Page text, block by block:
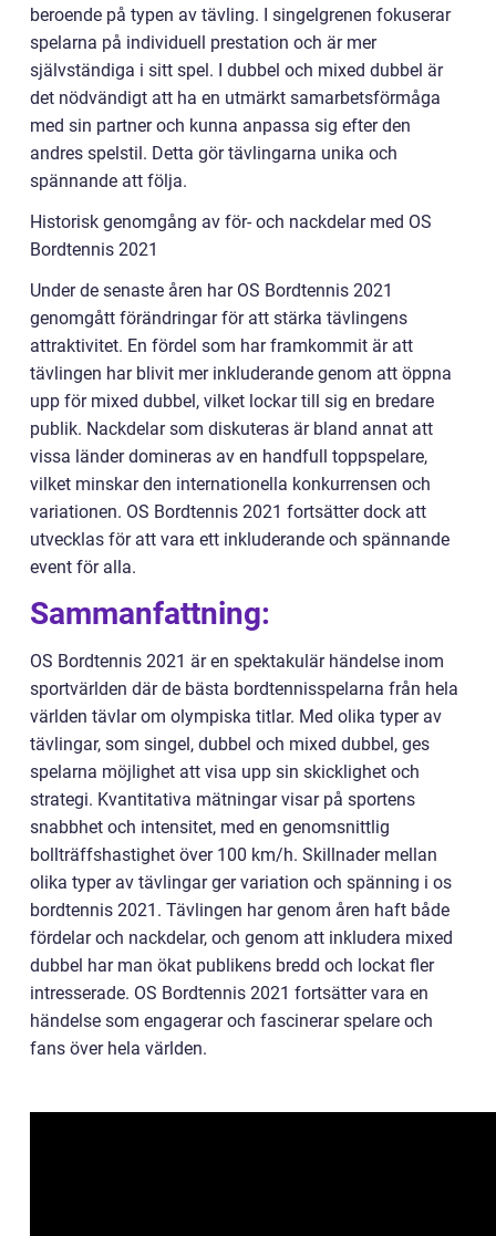
beroende på typen av tävling. I singelgrenen fokuserar
spelarna på individuell prestation och är mer
självständiga i sitt spel. I dubbel och mixed dubbel är
det nödvändigt att ha en utmärkt samarbetsförmåga
med sin partner och kunna anpassa sig efter den
andres spelstil. Detta gör tävlingarna unika och
spännande att följa.
Historisk genomgång av för- och nackdelar med OS
Bordtennis 2021
Under de senaste åren har OS Bordtennis 2021
genomgått förändringar för att stärka tävlingens
attraktivitet. En fördel som har framkommit är att
tävlingen har blivit mer inkluderande genom att öppna
upp för mixed dubbel, vilket lockar till sig en bredare
publik. Nackdelar som diskuteras är bland annat att
vissa länder domineras av en handfull toppspelare,
vilket minskar den internationella konkurrensen och
variationen. OS Bordtennis 2021 fortsätter dock att
utvecklas för att vara ett inkluderande och spännande
event för alla.
Sammanfattning:
OS Bordtennis 2021 är en spektakulär händelse inom
sportvärlden där de bästa bordtennisspelarna från hela
världen tävlar om olympiska titlar. Med olika typer av
tävlingar, som singel, dubbel och mixed dubbel, ges
spelarna möjlighet att visa upp sin skicklighet och
strategi. Kvantitativa mätningar visar på sportens
snabbhet och intensitet, med en genomsnittlig
bollträffshastighet över 100 km/h. Skillnader mellan
olika typer av tävlingar ger variation och spänning i os
bordtennis 2021. Tävlingen har genom åren haft både
fördelar och nackdelar, och genom att inkludera mixed
dubbel har man ökat publikens bredd och lockat fler
intresserade. OS Bordtennis 2021 fortsätter vara en
händelse som engagerar och fascinerar spelare och
fans över hela världen.